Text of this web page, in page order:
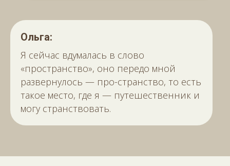
Ольга:
Я сейчас вдумалась в слово
«пространство», оно передо мной
развернулось — про-странство, то есть
такое место, где я — путешественник и
могу странствовать.